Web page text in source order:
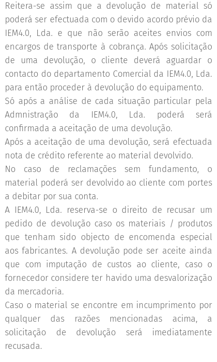
Reitera-se assim que a devolução de material só
poderá ser efectuada com o devido acordo prévio da
IEM4.0, Lda. e que não serão aceites envios com
encargos de transporte à cobrança. Após solicitação
de uma devolução, o cliente deverá aguardar o
contacto do departamento Comercial da IEM4.0, Lda.
para então proceder à devolução do equipamento.
Só após a análise de cada situação particular pela
Admnistração da IEM4.0, Lda. poderá será
confirmada a aceitação de uma devolução.
Após a aceitação de uma devolução, será efectuada
nota de crédito referente ao material devolvido.
No caso de reclamações sem fundamento, o
material poderá ser devolvido ao cliente com portes
a debitar por sua conta.
A IEM4.0, Lda. reserva-se o direito de recusar um
pedido de devolução caso os materiais / produtos
que tenham sido objecto de encomenda especial
aos fabricantes. A devolução pode ser aceite ainda
que com imputação de custos ao cliente, caso o
fornecedor considere ter havido uma desvalorização
da mercadoria.
Caso o material se encontre em incumprimento por
qualquer das razões mencionadas acima, a
solicitação de devolução será imediatamente
recusada.